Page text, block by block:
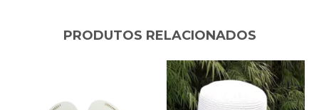
PRODUTOS RELACIONADOS